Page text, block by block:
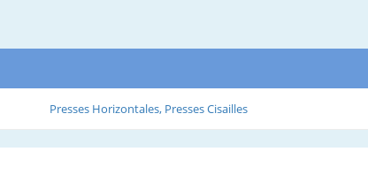
Presses Horizontales, Presses Cisailles